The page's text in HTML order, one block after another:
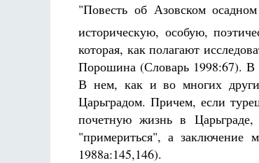
"Повесть об Азовском
историческую, особую,
которая, как полагают
Порошина (Словарь 1998:67). В
В нем, как и во многих
Царьградом. Причем, если
почетную жизнь в
"примериться", а заключение
1988а:145,146).